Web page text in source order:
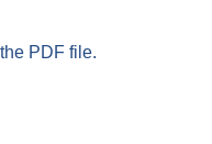
PDF file.